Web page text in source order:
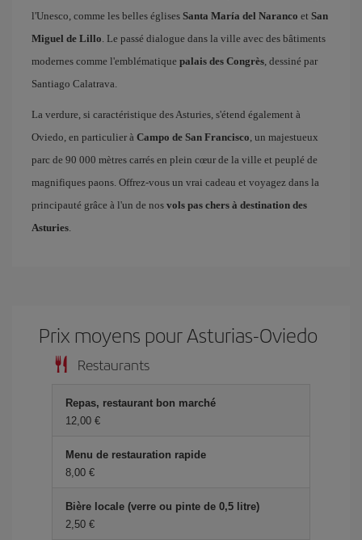
l'Unesco, comme les belles églises Santa María del Naranco et San
Miguel de Lillo. Le passé dialogue dans la ville avec des bâtiments
modernes comme l'emblématique palais des Congrès, dessiné par
Santiago Calatrava.
La verdure, si caractéristique des Asturies, s'étend également à
Oviedo, en particulier à Campo de San Francisco, un majestueux
parc de 90 000 mètres carrés en plein cœur de la ville et peuplé de
magnifiques paons. Offrez-vous un vrai cadeau et voyagez dans la
principauté grâce à l'un de nos vols pas chers à destination des
Asturies.
Prix ​​moyens pour Asturias-Oviedo
Restaurants
Repas, restaurant bon marché
12,00 €
Menu de restauration rapide
8,00 €
Bière locale (verre ou pinte de 0,5 litre)
2,50 €